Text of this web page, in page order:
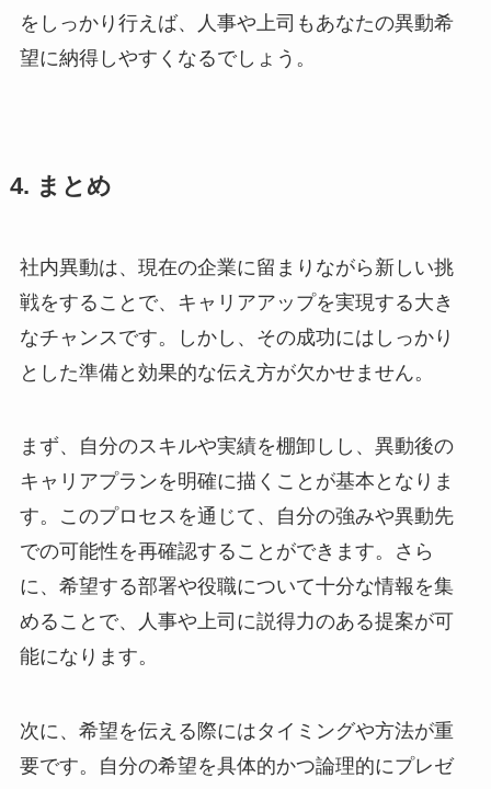
をしっかり行えば、人事や上司もあなたの異動希
望に納得しやすくなるでしょう。
4. まとめ
社内異動は、現在の企業に留まりながら新しい挑
戦をすることで、キャリアアップを実現する大き
なチャンスです。しかし、その成功にはしっかり
とした準備と効果的な伝え方が欠かせません。
まず、自分のスキルや実績を棚卸しし、異動後の
キャリアプランを明確に描くことが基本となりま
す。このプロセスを通じて、自分の強みや異動先
での可能性を再確認することができます。さら
に、希望する部署や役職について十分な情報を集
めることで、人事や上司に説得力のある提案が可
能になります。
次に、希望を伝える際にはタイミングや方法が重
要です。自分の希望を具体的かつ論理的にプレゼ